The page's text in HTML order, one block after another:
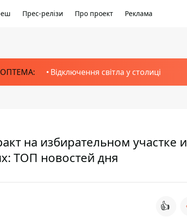
Прес-релізи Про проект Реклама
Відключення світла у столиці
на избирательном участке и
ТОП новостей дня
👍